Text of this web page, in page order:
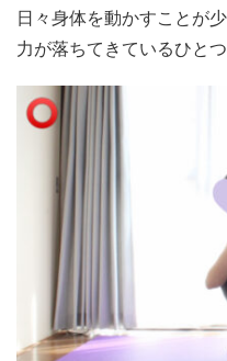
日々身体を動かすことが
力が落ちてきているひと